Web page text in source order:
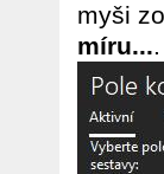
myši
míru...